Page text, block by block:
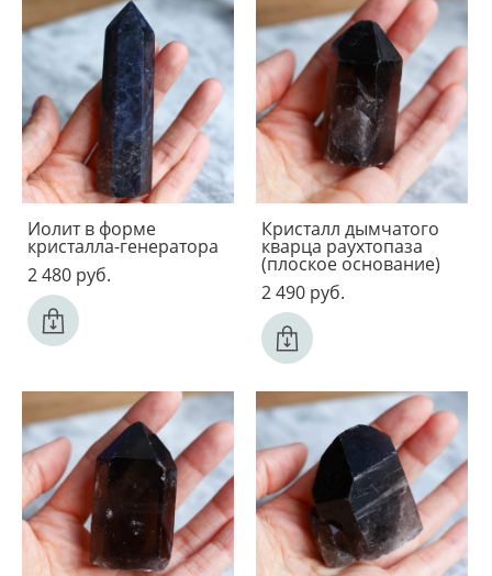
Иолит в форме
кристалла-генератора
2 480 pуб.
Кристалл дымчатого
кварца раухтопаза
(плоское основание)
2 490 pуб.